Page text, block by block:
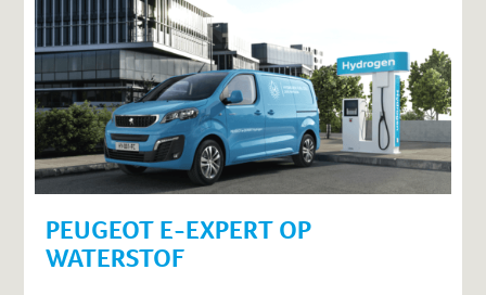
PEUGEOT E-EXPERT OP
WATERSTOF